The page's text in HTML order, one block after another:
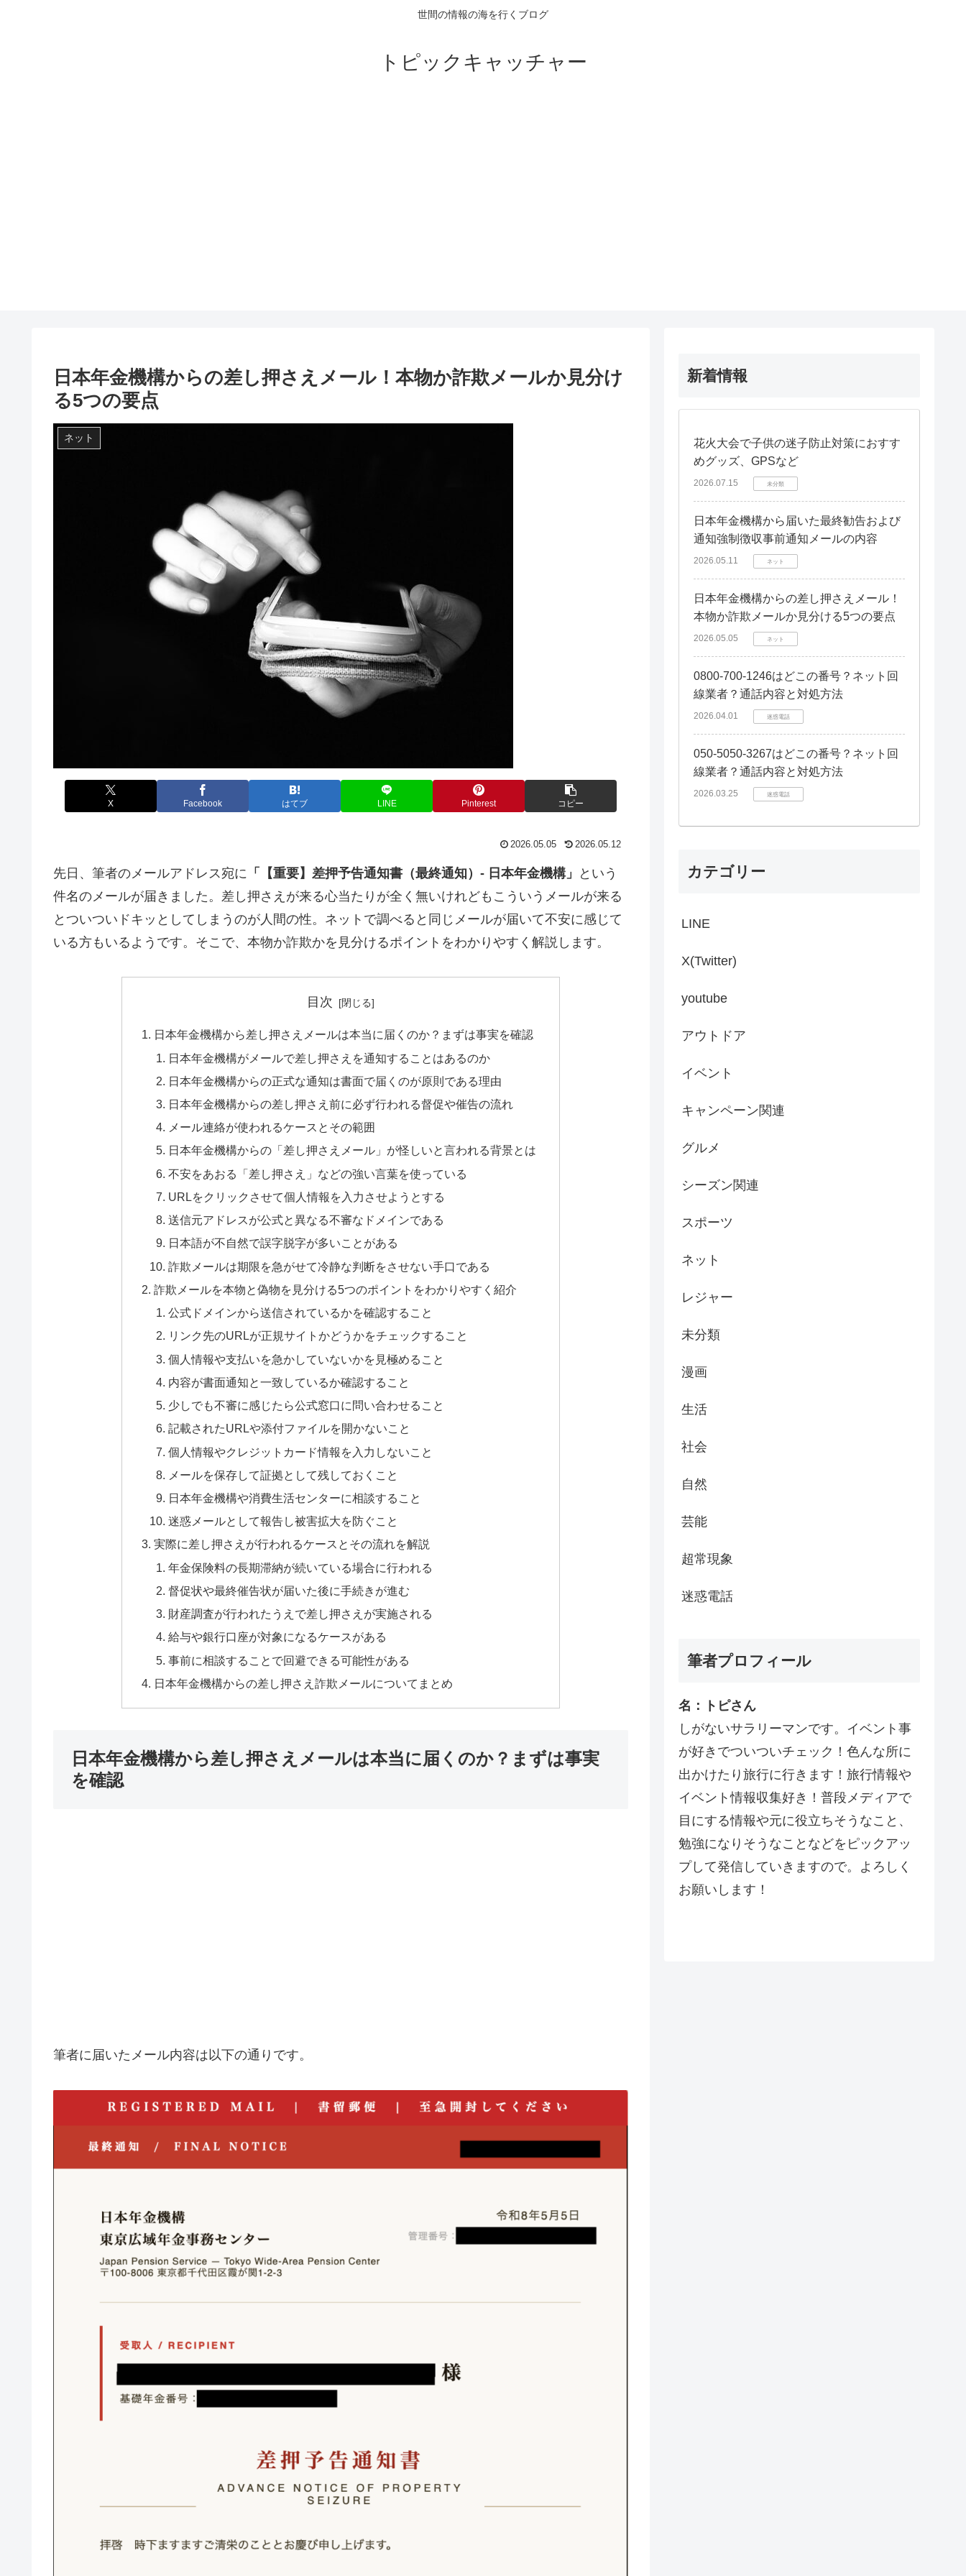
世間の情報の海を行くブログ
トピックキャッチャー
日本年金機構からの差し押さえメール！本物か詐欺メールか見分け
る5つの要点
ネット
X Facebook はてブ LINE Pinterest コピー
2026.05.05 2026.05.12
先日、筆者のメールアドレス宛に 「【重要】差押予告通知書（最終通知）- 日本年金機構」
という
件名のメールが届きました。差し押さえが来る心当たりが全く無いけれどもこういうメールが来る
とついついドキッとしてしまうのが人間の性。ネットで調べると同じメールが届いて不安に感じて
いる方もいるようです。そこで、本物か詐欺かを見分けるポイントをわかりやすく解説します。
目次
日本年金機構から差し押さえメールは本当に届くのか？まずは事実を確認
日本年金機構がメールで差し押さえを通知することはあるのか
日本年金機構からの正式な通知は書面で届くのが原則である理由
日本年金機構からの差し押さえ前に必ず行われる督促や催告の流れ
メール連絡が使われるケースとその範囲
日本年金機構からの「差し押さえメール」が怪しいと言われる背景とは
不安をあおる「差し押さえ」などの強い言葉を使っている
URLをクリックさせて個人情報を入力させようとする
送信元アドレスが公式と異なる不審なドメインである
日本語が不自然で誤字脱字が多いことがある
詐欺メールは期限を急がせて冷静な判断をさせない手口である
詐欺メールを本物と偽物を見分ける5つのポイントをわかりやすく紹介
公式ドメインから送信されているかを確認すること
リンク先のURLが正規サイトかどうかをチェックすること
個人情報や支払いを急かしていないかを見極めること
内容が書面通知と一致しているか確認すること
少しでも不審に感じたら公式窓口に問い合わせること
記載されたURLや添付ファイルを開かないこと
個人情報やクレジットカード情報を入力しないこと
メールを保存して証拠として残しておくこと
日本年金機構や消費生活センターに相談すること
迷惑メールとして報告し被害拡大を防ぐこと
実際に差し押さえが行われるケースとその流れを解説
年金保険料の長期滞納が続いている場合に行われる
督促状や最終催告状が届いた後に手続きが進む
財産調査が行われたうえで差し押さえが実施される
給与や銀行口座が対象になるケースがある
事前に相談することで回避できる可能性がある
日本年金機構からの差し押さえ詐欺メールについてまとめ
日本年金機構から差し押さえメールは本当に届くのか？まずは事実
を確認
筆者に届いたメール内容は以下の通りです。
新着情報
花火大会で子供の迷子防止対策におすす
めグッズ、GPSなど
2026.07.15 未分類
日本年金機構から届いた最終勧告および
通知強制徴収事前通知メールの内容
2026.05.11 ネット
日本年金機構からの差し押さえメール！
本物か詐欺メールか見分ける5つの要点
2026.05.05 ネット
0800-700-1246はどこの番号？ネット回
線業者？通話内容と対処方法
2026.04.01 迷惑電話
050-5050-3267はどこの番号？ネット回
線業者？通話内容と対処方法
2026.03.25 迷惑電話
カテゴリー
LINE
X(Twitter)
youtube
アウトドア
イベント
キャンペーン関連
グルメ
シーズン関連
スポーツ
ネット
レジャー
未分類
漫画
生活
社会
自然
芸能
超常現象
迷惑電話
筆者プロフィール
名：トピさん
しがないサラリーマンです。イベント事
が好きでついついチェック！色んな所に
出かけたり旅行に行きます！旅行情報や
イベント情報収集好き！普段メディアで
目にする情報や元に役立ちそうなこと、
勉強になりそうなことなどをピックアッ
プして発信していきますので。よろしく
お願いします！